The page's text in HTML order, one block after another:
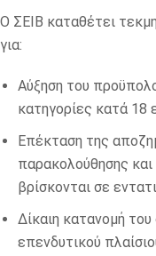
Ο ΣΕΙΒ καταθέτει
για:
Αύξηση του
κατηγορίες κατά 18
Επέκταση της
παρακολούθησης
βρίσκονται σε
Δίκαιη κατανομή
επενδυτικού